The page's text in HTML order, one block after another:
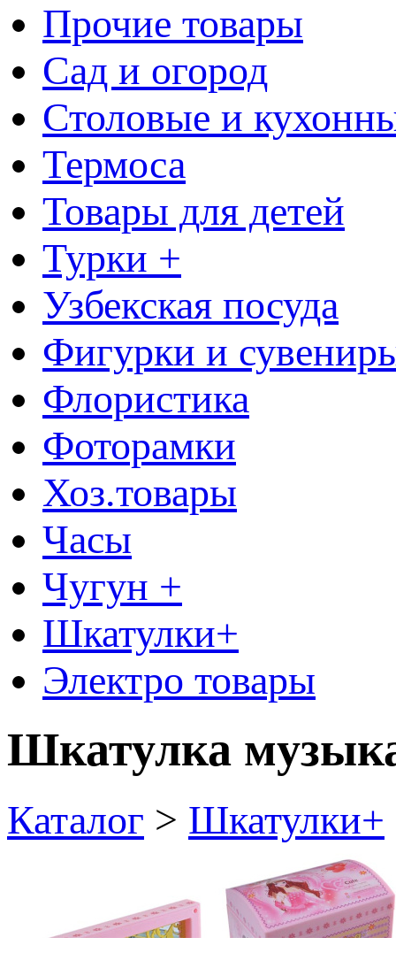
Прочие товары
Сад и огород
Столовые и
Термоса
Товары для детей
Турки +
Узбекская посуда
Фигурки и
Флористика
Фоторамки
Хоз.товары
Часы
Чугун +
Шкатулки+
Электро товары
Шкатулка
Каталог > Шкатулки+